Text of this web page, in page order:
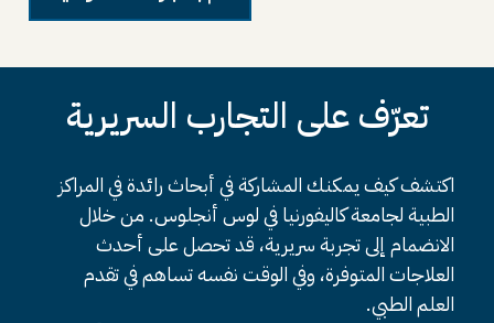
تعرّف على التجارب السريرية
اكتشف كيف يمكنك المشاركة في أبحاث رائدة في المراكز
الطبية لجامعة كاليفورنيا في لوس أنجلوس. من خلال
الانضمام إلى تجربة سريرية، قد تحصل على أحدث
العلاجات المتوفرة، وفي الوقت نفسه تساهم في تقدم
العلم الطبي.